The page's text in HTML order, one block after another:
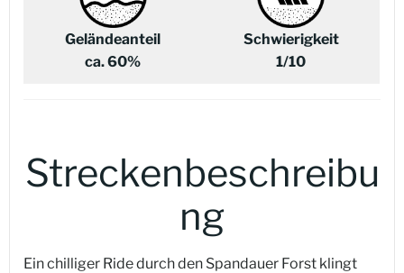
Geländeanteil
ca. 60%
Schwierigkeit
1/10
Streckenbeschreibu
ng
Ein chilliger Ride durch den Spandauer Forst klingt